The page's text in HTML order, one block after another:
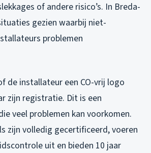
of andere risico’s. In Breda-
gezien waarbij niet-
problemen
de installateur een CO-vrij logo
zijn registratie. Dit is een
veel problemen kan voorkomen.
zijn volledig gecertificeerd, voeren
uit en bieden 10 jaar